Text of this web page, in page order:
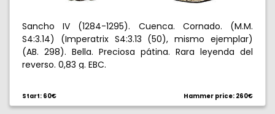
Sancho IV (1284-1295). Cuenca. Cornado. (M.M.
S4:3.14) (Imperatrix S4:3.13 (50), mismo ejemplar)
(AB. 298). Bella. Preciosa pátina. Rara leyenda del
reverso. 0,83 g. EBC.
Start: 60€ Hammer price: 260€